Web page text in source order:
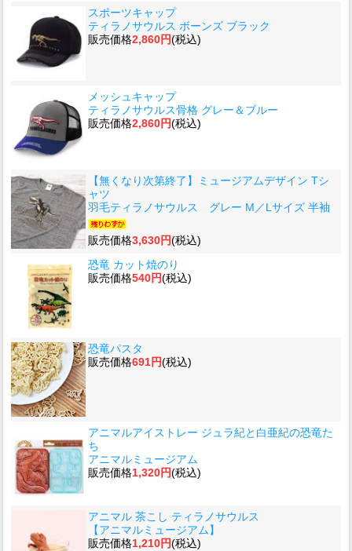
スポーツキャップ
ティラノサウルス ボーンズ ブラック
販売価格2,860円(税込)
メッシュキャップ
ティラノサウルス骨格 グレー＆ブルー
販売価格2,860円(税込)
【無くなり次第終了】ミュージアムデザイン Tシ
ャツ
羽毛ティラノサウルス グレー M／Lサイズ 半袖
販売価格3,630円(税込)
恐竜 カット焼のり
販売価格540円(税込)
恐竜パスタ
販売価格691円(税込)
アニマルアイストレー ジュラ紀と白亜紀の恐竜た
ち
アニマルミュージアム
販売価格1,320円(税込)
アニマル 茶こし ティラノサウルス
【アニマルミュージアム】
販売価格1,210円(税込)